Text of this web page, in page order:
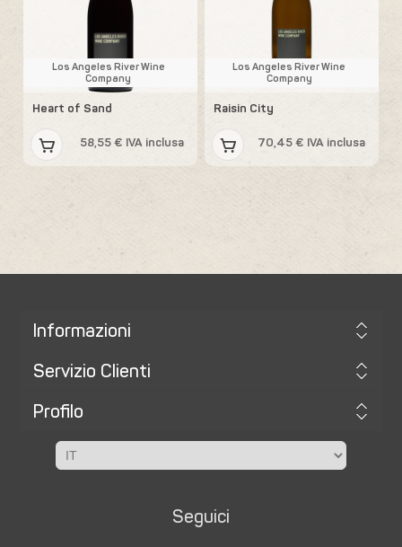
Los Angeles River Wine
Company
Heart of Sand
58,55 € IVA inclusa
Los Angeles River Wine
Company
Raisin City
70,45 € IVA inclusa
Informazioni
Servizio Clienti
Profilo
Seguici